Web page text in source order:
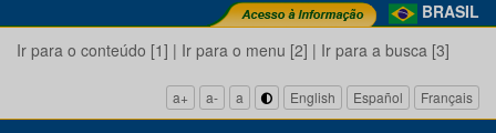
BRASIL
Ir para o conteúdo [1] | Ir para o menu [2] | Ir para a busca [3]
a+ a- a English Español Français